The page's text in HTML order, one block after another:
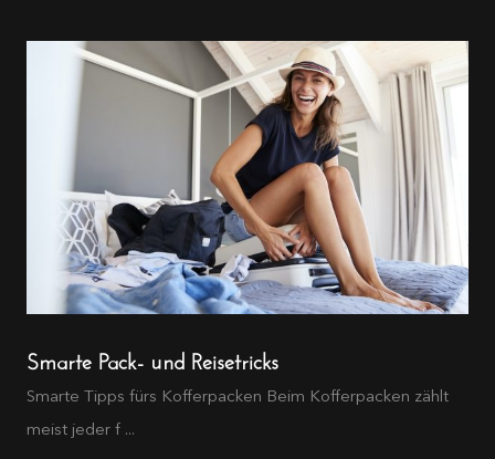
Smarte Pack- und Reisetricks
Smarte Tipps fürs Kofferpacken Beim Kofferpacken zählt
meist jeder f ...